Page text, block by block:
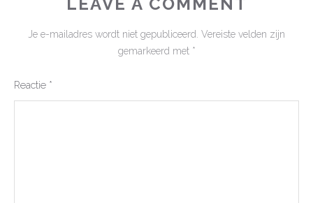
Je e-mailadres wordt niet gepubliceerd. Vereiste velden zijn
gemarkeerd met *
Reactie *